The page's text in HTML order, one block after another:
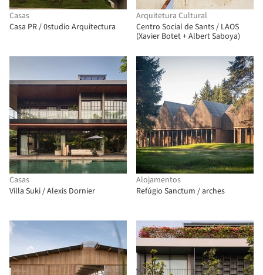
Casas
Casa PR / 0studio Arquitectura
Arquitetura Cultural
Centro Social de Sants / LAOS
(Xavier Botet + Albert Saboya)
Casas
Villa Suki / Alexis Dornier
Alojamentos
Refúgio Sanctum / arches